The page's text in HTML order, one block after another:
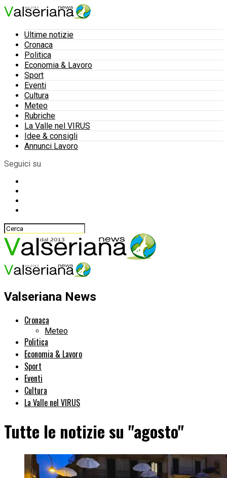
Ultime notizie
Cronaca
Politica
Economia & Lavoro
Sport
Eventi
Cultura
Meteo
Rubriche
La Valle nel VIRUS
Idee & consigli
Annunci Lavoro
Seguici su
Valseriana News
Cronaca
Meteo
Politica
Economia & Lavoro
Sport
Eventi
Cultura
La Valle nel VIRUS
Tutte le notizie su "agosto"